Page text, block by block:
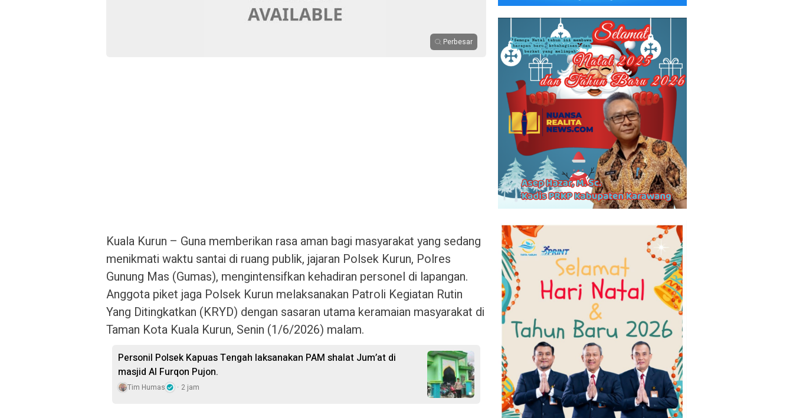
Perbesar
Kuala Kurun – Guna memberikan rasa aman bagi masyarakat yang sedang
menikmati waktu santai di ruang publik, jajaran Polsek Kurun, Polres
Gunung Mas (Gumas), mengintensifkan kehadiran personel di lapangan.
Anggota piket jaga Polsek Kurun melaksanakan Patroli Kegiatan Rutin
Yang Ditingkatkan (KRYD) dengan sasaran utama keramaian masyarakat di
Taman Kota Kuala Kurun, Senin (1/6/2026) malam.
Personil Polsek Kapuas Tengah laksanakan PAM shalat Jum’at di
masjid Al Furqon Pujon.
Tim Humas 2 jam